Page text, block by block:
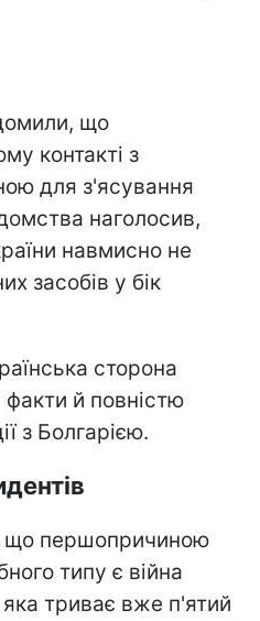
що
контакті з
для з'ясування
наголосив,
навмисно не
засобів у бік
сторона
факти й повністю
з Болгарією.
що першопричиною
типу є війна
яка триває вже п'ятий